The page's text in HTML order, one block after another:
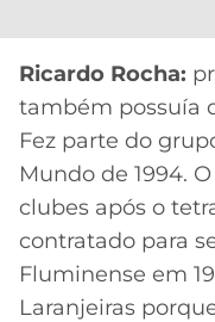
Ricardo Rocha:
também possuía
Fez parte do
Mundo de 1994.
clubes após o
contratado para
Fluminense em
Laranjeiras